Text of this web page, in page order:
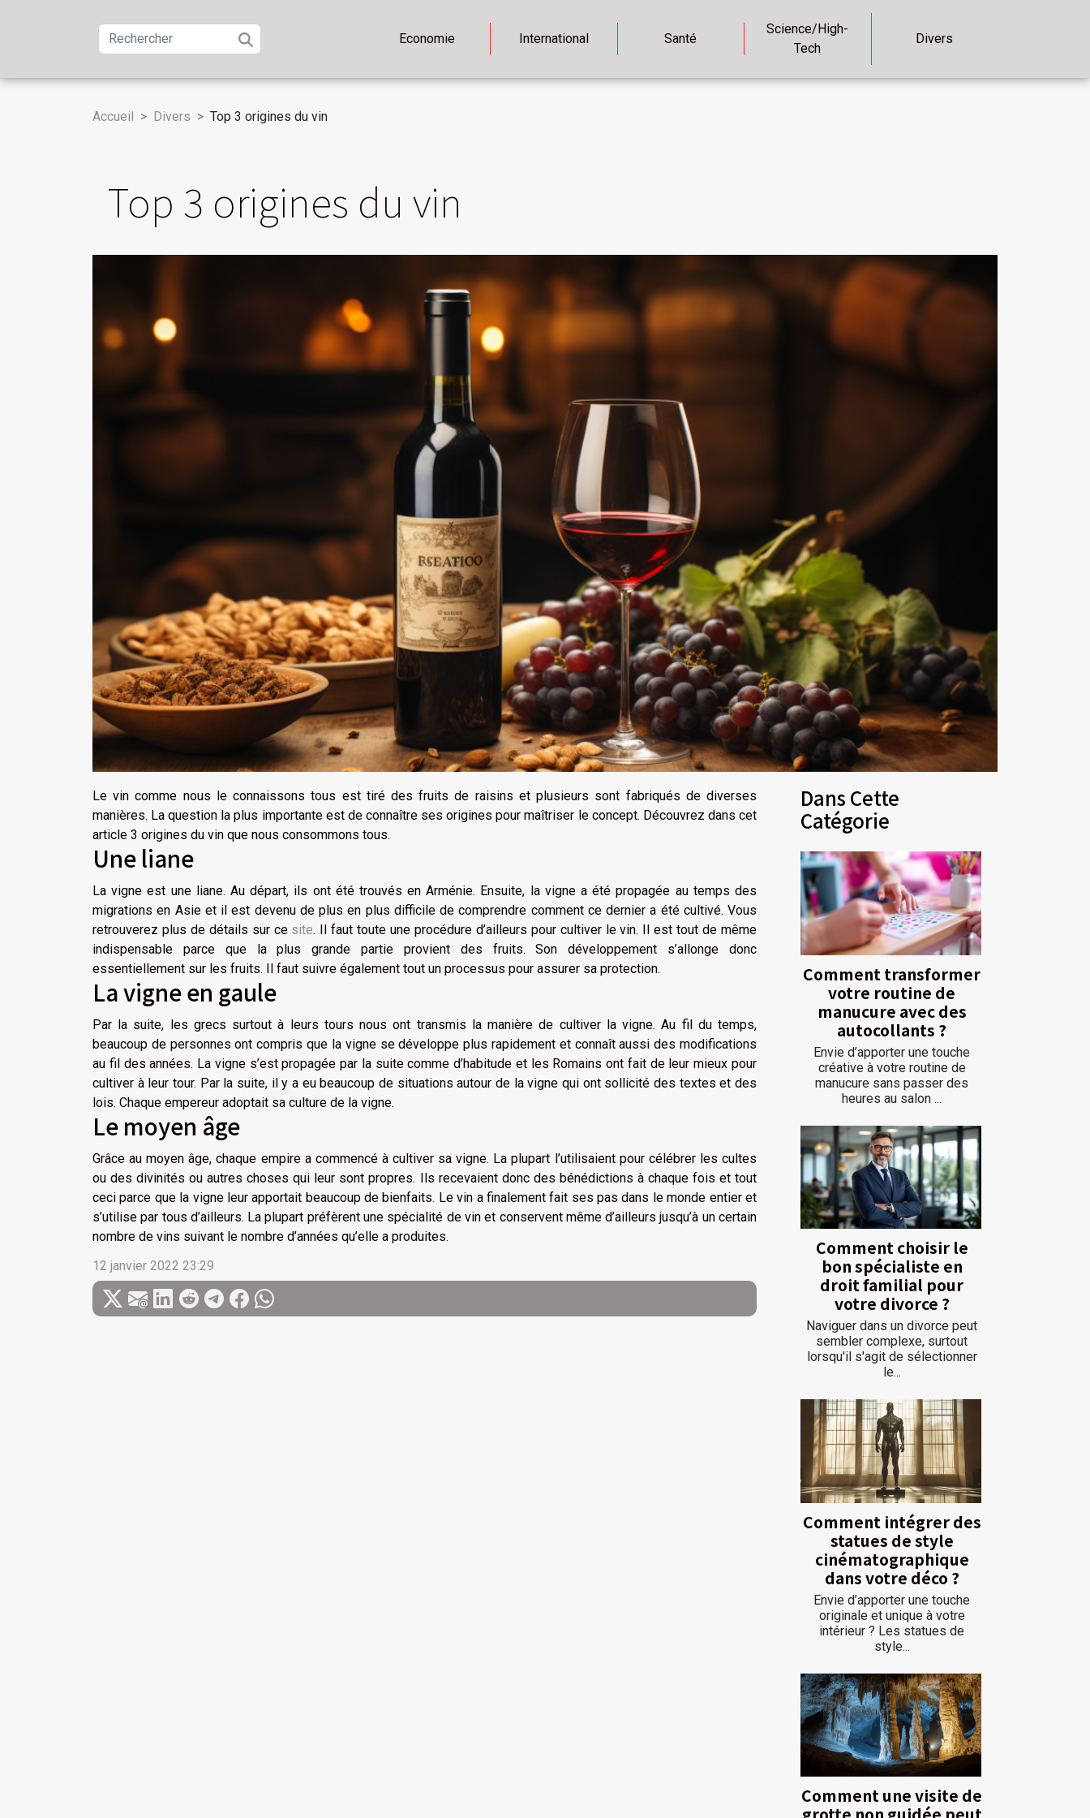
Economie International Santé
Science/High-
Tech
Divers
Accueil Divers Top 3 origines du vin
Top 3 origines du vin
Le vin comme nous le connaissons tous est tiré des fruits de raisins et plusieurs sont fabriqués de diverses
manières. La question la plus importante est de connaître ses origines pour maîtriser le concept. Découvrez dans cet
article 3 origines du vin que nous consommons tous.
Une liane
La vigne est une liane. Au départ, ils ont été trouvés en Arménie. Ensuite, la vigne a été propagée au temps des
migrations en Asie et il est devenu de plus en plus difficile de comprendre comment ce dernier a été cultivé. Vous
retrouverez plus de détails sur ce site. Il faut toute une procédure d’ailleurs pour cultiver le vin. Il est tout de même
indispensable parce que la plus grande partie provient des fruits. Son développement s’allonge donc
essentiellement sur les fruits. Il faut suivre également tout un processus pour assurer sa protection.
La vigne en gaule
Par la suite, les grecs surtout à leurs tours nous ont transmis la manière de cultiver la vigne. Au fil du temps,
beaucoup de personnes ont compris que la vigne se développe plus rapidement et connaît aussi des modifications
au fil des années. La vigne s’est propagée par la suite comme d’habitude et les Romains ont fait de leur mieux pour
cultiver à leur tour. Par la suite, il y a eu beaucoup de situations autour de la vigne qui ont sollicité des textes et des
lois. Chaque empereur adoptait sa culture de la vigne.
Le moyen âge
Grâce au moyen âge, chaque empire a commencé à cultiver sa vigne. La plupart l’utilisaient pour célébrer les cultes
ou des divinités ou autres choses qui leur sont propres. Ils recevaient donc des bénédictions à chaque fois et tout
ceci parce que la vigne leur apportait beaucoup de bienfaits. Le vin a finalement fait ses pas dans le monde entier et
s’utilise par tous d’ailleurs. La plupart préfèrent une spécialité de vin et conservent même d’ailleurs jusqu’à un certain
nombre de vins suivant le nombre d’années qu’elle a produites.
12 janvier 2022 23:29
Dans Cette
Catégorie
Comment transformer
votre routine de
manucure avec des
autocollants ?
Envie d’apporter une touche
créative à votre routine de
manucure sans passer des
heures au salon ...
Comment choisir le
bon spécialiste en
droit familial pour
votre divorce ?
Naviguer dans un divorce peut
sembler complexe, surtout
lorsqu'il s'agit de sélectionner
le...
Comment intégrer des
statues de style
cinématographique
dans votre déco ?
Envie d’apporter une touche
originale et unique à votre
intérieur ? Les statues de
style...
Comment une visite de